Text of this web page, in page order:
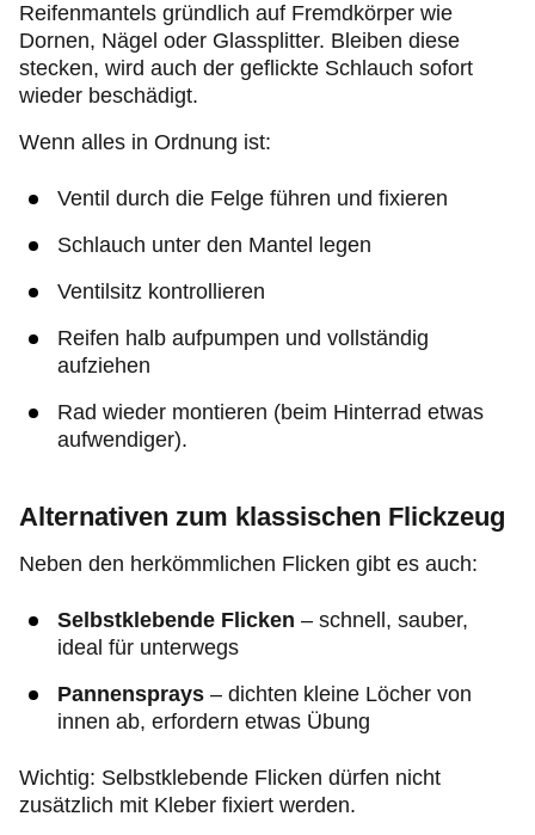
Reifenmantels gründlich auf Fremdkörper wie
Dornen, Nägel oder Glassplitter. Bleiben diese
stecken, wird auch der geflickte Schlauch sofort
wieder beschädigt.
Wenn alles in Ordnung ist:
Ventil durch die Felge führen und fixieren
Schlauch unter den Mantel legen
Ventilsitz kontrollieren
Reifen halb aufpumpen und vollständig
aufziehen
Rad wieder montieren (beim Hinterrad etwas
aufwendiger).
Alternativen zum klassischen Flickzeug
Neben den herkömmlichen Flicken gibt es auch:
Selbstklebende Flicken – schnell, sauber,
ideal für unterwegs
Pannensprays – dichten kleine Löcher von
innen ab, erfordern etwas Übung
Wichtig: Selbstklebende Flicken dürfen nicht
zusätzlich mit Kleber fixiert werden.